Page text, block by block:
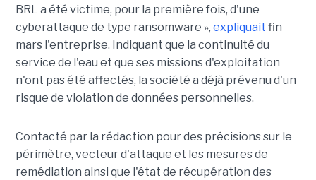
BRL a été victime, pour la première fois, d'une
cyberattaque de type ransomware », expliquait fin
mars l'entreprise. Indiquant que la continuité du
service de l'eau et que ses missions d'exploitation
n'ont pas été affectés, la société a déjà prévenu d'un
risque de violation de données personnelles.
Contacté par la rédaction pour des précisions sur le
périmètre, vecteur d'attaque et les mesures de
remédiation ainsi que l'état de récupération des